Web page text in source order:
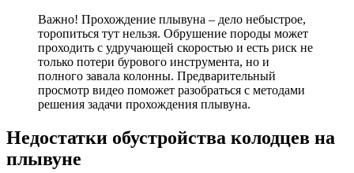
Важно! Прохождение плывуна – дело небыстрое,
торопиться тут нельзя. Обрушение породы может
проходить с удручающей скоростью и есть риск не
только потери бурового инструмента, но и
полного завала колонны. Предварительный
просмотр видео поможет разобраться с методами
решения задачи прохождения плывуна.
Недостатки обустройства колодцев на
плывуне